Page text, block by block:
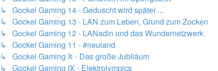
↳ Gockel Gaming 14 - Geduscht wird später ...
↳ Gockel Gaming 13 - LAN zum Leben, Grund zum Zocken
↳ Gockel Gaming 12 - LANadin und das Wundernetzwerk
↳ Gockel Gaming 11 - #neuland
↳ Gockel Gaming X - Das große Jubiläum
↳ Gockel Gaming IX - Elektrolympics